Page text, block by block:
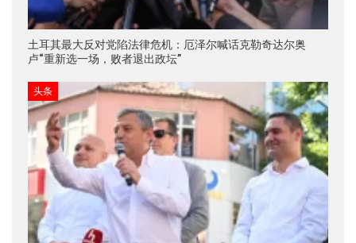
土耳其最大反对党陷法律危机：厄泽尔喊话克勒奇达尔奥
卢“重新选一场，败者退出政坛”
头条